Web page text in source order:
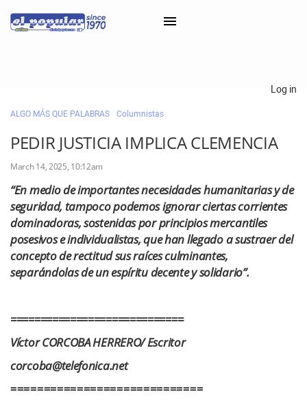
Classifieds
Categorías
Iniciar sesión con Clascal
×
Log in
ALGO MÁS QUE PALABRAS Columnistas
PEDIR JUSTICIA IMPLICA CLEMENCIA
March 14, 2025, 10:12am
“En medio de importantes necesidades humanitarias y de
seguridad, tampoco podemos ignorar ciertas corrientes
dominadoras, sostenidas por principios mercantiles
posesivos e individualistas, que han llegado a sustraer del
concepto de rectitud sus raíces culminantes,
separándolas de un espíritu decente y solidario”.
=============================
Víctor CORCOBA HERRERO/ Escritor
corcoba@telefonica.net
=============================